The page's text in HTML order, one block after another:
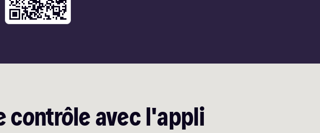
contrôle avec l'appli